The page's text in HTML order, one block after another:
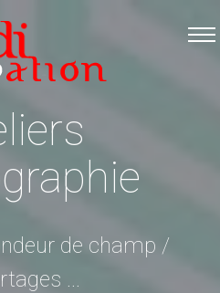
Accueil
Les formations
Catalogue PDF
Logiciels Libres
Infos pratiques
de champ /
...